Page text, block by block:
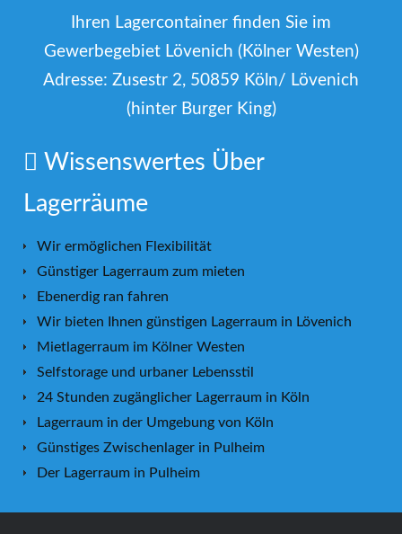
Ihren Lagercontainer finden Sie im
Gewerbegebiet Lövenich (Kölner Westen)
Adresse: Zusestr 2, 50859 Köln/ Lövenich
(hinter Burger King)
Wissenswertes Über
Lagerräume
Wir ermöglichen Flexibilität
Günstiger Lagerraum zum mieten
Ebenerdig ran fahren
Wir bieten Ihnen günstigen Lagerraum in Lövenich
Mietlagerraum im Kölner Westen
Selfstorage und urbaner Lebensstil
24 Stunden zugänglicher Lagerraum in Köln
Lagerraum in der Umgebung von Köln
Günstiges Zwischenlager in Pulheim
Der Lagerraum in Pulheim